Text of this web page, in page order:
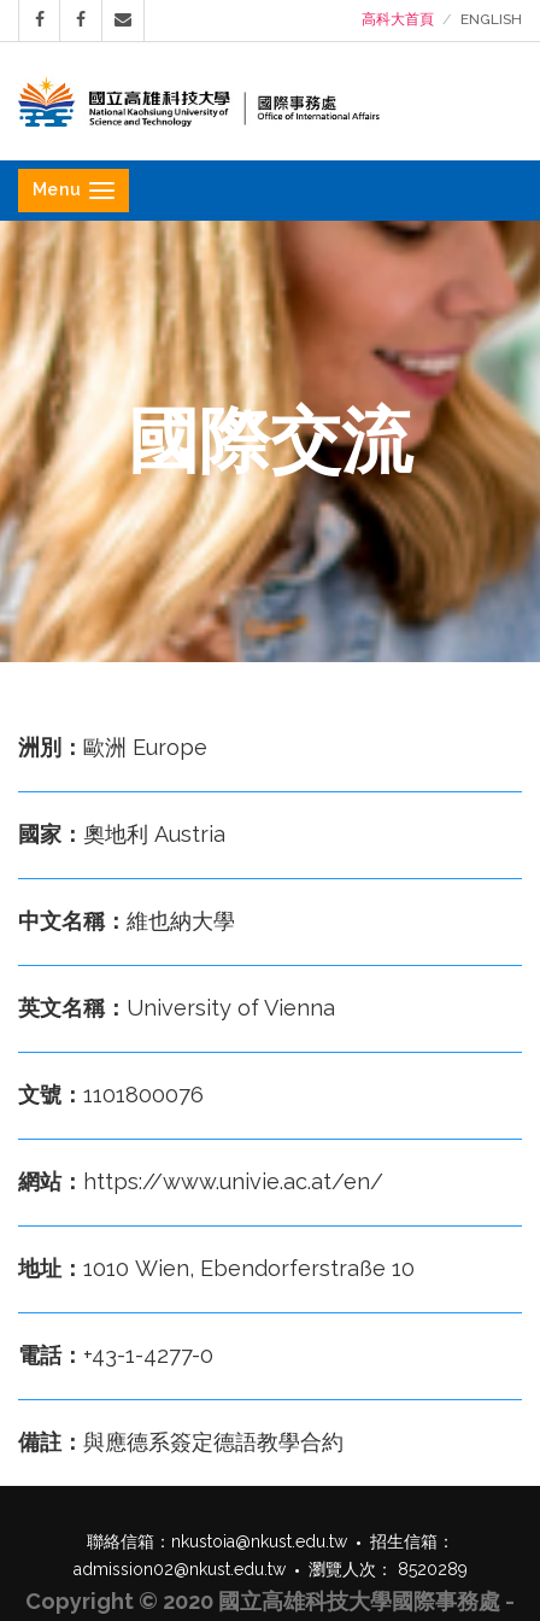
高科大首頁 ENGLISH
立
高
雄
科
技
大
學
國
際
事
務
處
Menu
國際交流
洲別： 歐洲 Europe
國家： 奧地利 Austria
中文名稱： 維也納大學
英文名稱： University of Vienna
文號： 1101800076
網站： https://www.univie.ac.at/en/
地址： 1010 Wien, Ebendorferstraße 10
電話： +43-1-4277-0
備註： 與應德系簽定德語教學合約
聯絡信箱： nkustoia@nkust.edu.tw
招生信箱：
admission02@nkust.edu.tw
瀏覽人次： 8520289
Copyright © 2020 國立高雄科技大學國際事務處 -